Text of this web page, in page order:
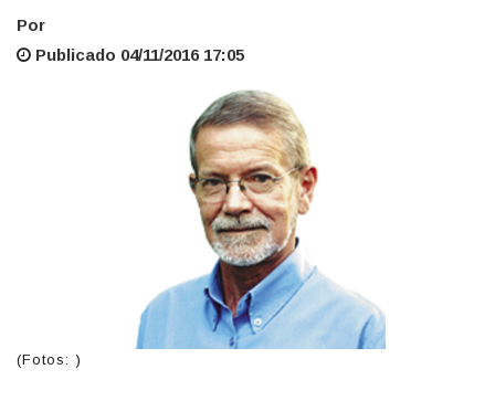
Por
Publicado 04/11/2016 17:05
(Fotos: )